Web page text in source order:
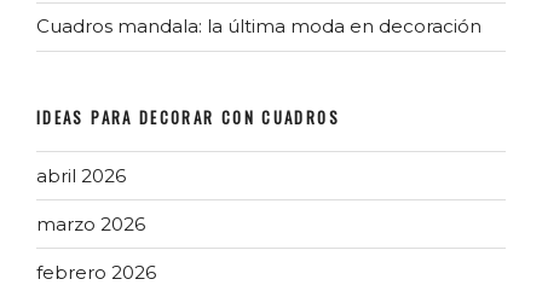
Cuadros mandala: la última moda en decoración
IDEAS PARA DECORAR CON CUADROS
abril 2026
marzo 2026
febrero 2026